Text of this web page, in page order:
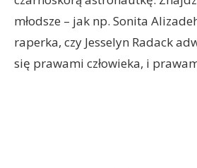
młodsze – jak np. Sonita
raperka, czy Jesselyn Radack
się prawami człowieka, i